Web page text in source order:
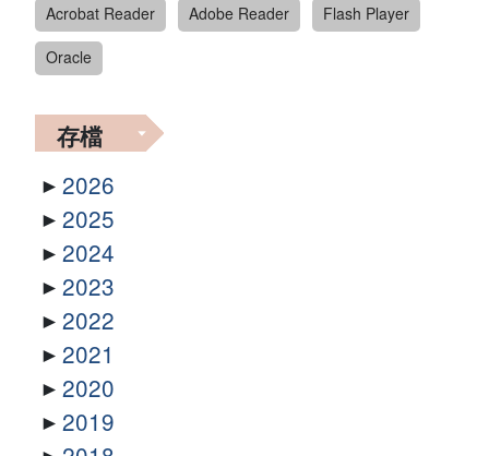
Acrobat Reader
Adobe Reader
Flash Player
Oracle
存檔
2026
2025
2024
2023
2022
2021
2020
2019